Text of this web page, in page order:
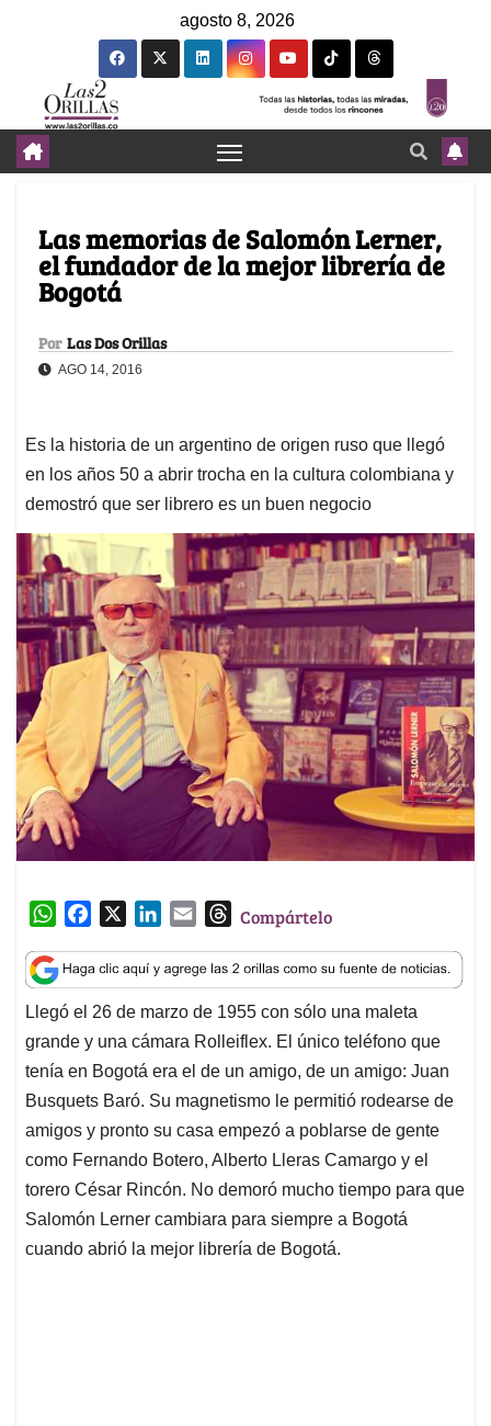
agosto 8, 2026
Las memorias de Salomón Lerner,
el fundador de la mejor librería de
Bogotá
Por Las Dos Orillas
AGO 14, 2016
Es la historia de un argentino de origen ruso que llegó
en los años 50 a abrir trocha en la cultura colombiana y
demostró que ser librero es un buen negocio
W
a
t
s
A
p
p
c
e
b
o
o
k
n
k
e
d
I
n
a
i
l
T
r
e
a
d
s
Compártelo
Llegó el 26 de marzo de 1955 con sólo una maleta
grande y una cámara Rolleiflex. El único teléfono que
tenía en Bogotá era el de un amigo, de un amigo: Juan
Busquets Baró. Su magnetismo le permitió rodearse de
amigos y pronto su casa empezó a poblarse de gente
como Fernando Botero, Alberto Lleras Camargo y el
torero César Rincón. No demoró mucho tiempo para que
Salomón Lerner cambiara para siempre a Bogotá
cuando abrió la mejor librería de Bogotá.